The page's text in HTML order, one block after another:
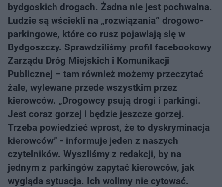
bydgoskich drogach. Żadna nie jest pochwalna.
Ludzie są wściekli na „rozwiązania” drogowo-
parkingowe, które co rusz pojawiają się w
Bydgoszczy. Sprawdziliśmy profil facebookowy
Zarządu Dróg Miejskich i Komunikacji
Publicznej – tam również możemy przeczytać
żale, wylewane przede wszystkim przez
kierowców. „Drogowcy psują drogi i parkingi.
Jest coraz gorzej i będzie jeszcze gorzej.
Trzeba powiedzieć wprost, że to dyskryminacja
kierowców” - informuje jeden z naszych
czytelników. Wyszliśmy z redakcji, by na
jednym z parkingów zapytać kierowców, jak
wygląda sytuacja. Ich wolimy nie cytować.